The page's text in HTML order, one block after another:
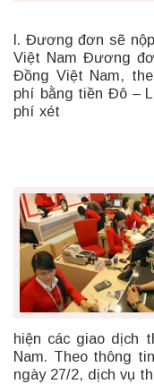
I. Đương đơn sẽ
Việt Nam Đương
Đồng Việt Nam,
phí bằng tiền Đô –
phí xét
hiện các giao dịch
Nam. Theo thông
ngày 27/2, dịch vụ